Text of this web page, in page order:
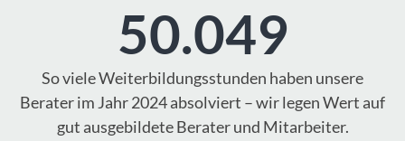
50.049
So viele Weiterbildungsstunden haben unsere
Berater im Jahr 2024 absolviert – wir legen Wert auf
gut ausgebildete Berater und Mitarbeiter.